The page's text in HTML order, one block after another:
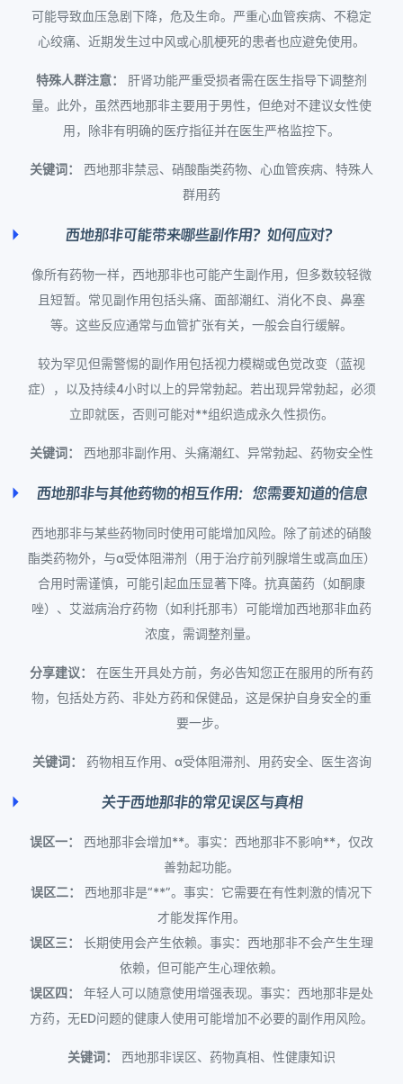
可能导致血压急剧下降，危及生命。严重心血管疾病、不稳定
心绞痛、近期发生过中风或心肌梗死的患者也应避免使用。
特殊人群注意：
肝肾功能严重受损者需在医生指导下调整剂
量。此外，虽然西地那非主要用于男性，但绝对不建议女性使
用，除非有明确的医疗指征并在医生严格监控下。
关键词：
西地那非禁忌、硝酸酯类药物、心血管疾病、特殊人
群用药
西地那非可能带来哪些副作用？如何应对？
像所有药物一样，西地那非也可能产生副作用，但多数较轻微
且短暂。常见副作用包括头痛、面部潮红、消化不良、鼻塞
等。这些反应通常与血管扩张有关，一般会自行缓解。
较为罕见但需警惕的副作用包括视力模糊或色觉改变（蓝视
症），以及持续4小时以上的异常勃起。若出现异常勃起，必须
立即就医，否则可能对**组织造成永久性损伤。
关键词： 西地那非副作用、头痛潮红、异常勃起、药物安全性
西地那非与其他药物的相互作用：您需要知道的信息
西地那非与某些药物同时使用可能增加风险。除了前述的硝酸
酯类药物外，与α受体阻滞剂（用于治疗前列腺增生或高血压）
合用时需谨慎，可能引起血压显著下降。抗真菌药（如酮康
唑）、艾滋病治疗药物（如利托那韦）可能增加西地那非血药
浓度，需调整剂量。
分享建议：
在医生开具处方前，务必告知您正在服用的所有药
物，包括处方药、非处方药和保健品，这是保护自身安全的重
要一步。
关键词： 药物相互作用、α受体阻滞剂、用药安全、医生咨询
关于西地那非的常见误区与真相
误区一：
西地那非会增加**。事实：西地那非不影响**，仅改
善勃起功能。
误区二：
西地那非是“**”。事实：它需要在有性刺激的情况下
才能发挥作用。
误区三：
长期使用会产生依赖。事实：西地那非不会产生生理
依赖，但可能产生心理依赖。
误区四：
年轻人可以随意使用增强表现。事实：西地那非是处
方药，无ED问题的健康人使用可能增加不必要的副作用风险。
关键词： 西地那非误区、药物真相、性健康知识